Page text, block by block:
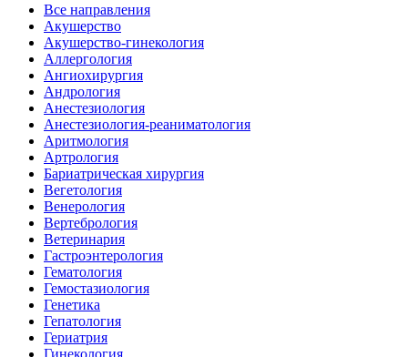
Все направления
Акушерство
Акушерство-гинекология
Аллергология
Ангиохирургия
Андрология
Анестезиология
Анестезиология-реаниматология
Аритмология
Артрология
Бариатрическая хирургия
Вегетология
Венерология
Вертебрология
Ветеринария
Гастроэнтерология
Гематология
Гемостазиология
Генетика
Гепатология
Гериатрия
Гинекология